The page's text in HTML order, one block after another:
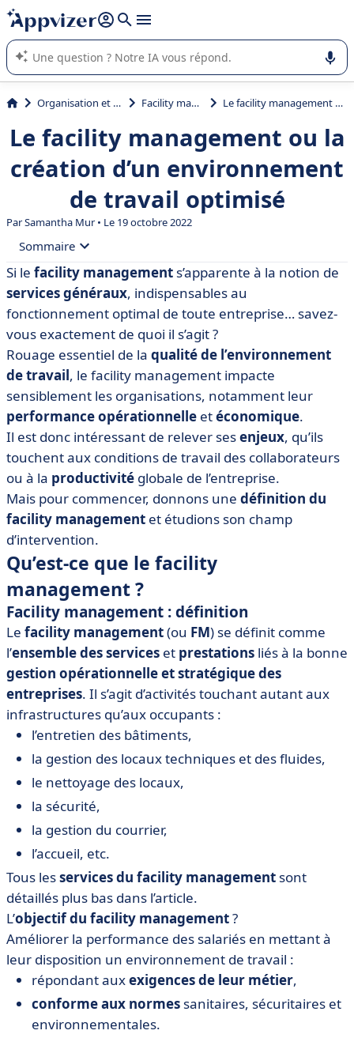
répondre (plusieurs lignes avec
L'IA de Appvizer vous guide dans l'utilisation ou la sélection de
logiciel SaaS en entreprise.
Organisation et planification Facility management Le facility management ou la création d’un environnement de travail optimisé
Le facility management ou la
création d’un environnement
de travail optimisé
ParSamantha Mur• Le 19 octobre 2022
Sommaire
• Qu’est-ce que le facility management ?
• Les enjeux du facility management
• Les solutions modernisant le facility management
• Le FM, au cœur des évolutions de l’entreprise
Si le facility management s’apparente à la notion de
services généraux, indispensables au
fonctionnement optimal de toute entreprise… savez-
vous exactement de quoi il s’agit ?
Rouage essentiel de la qualité de l’environnement
de travail, le facility management impacte
sensiblement les organisations, notamment leur
performance opérationnelle etéconomique.
Il est donc intéressant de relever sesenjeux, qu’ils
touchent aux conditions de travail des collaborateurs
ou à la productivité globale de l’entreprise.
Mais pour commencer, donnons une définition du
facility management et étudions son champ
d’intervention.
Qu’est-ce que le facility
management ?
Facility management : définition
Le facility management(ou FM) se définit comme
l’ensemble des services et prestations liés à la bonne
gestion opérationnelle et stratégique des
entreprises. Il s’agit d’activités touchant autant aux
infrastructures qu’aux occupants :
l’entretien des bâtiments,
la gestion des locaux techniques et des fluides,
le nettoyage des locaux,
la sécurité,
la gestion du courrier,
l’accueil, etc.
Tous lesservices du facility management sont
détaillés plus bas dans l’article.
L’objectif du facility management?
Améliorer la performance des salariés en mettant à
leur disposition un environnement de travail :
répondant auxexigences de leur métier,
conforme aux normes sanitaires, sécuritaires et
environnementales.